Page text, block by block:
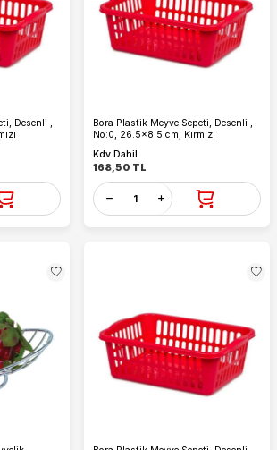
Desenli ,
Bora Plastik Meyve Sepeti, Desenli ,
No:0, 26.5x8.5 cm, Kırmızı
Kdv Dahil
168,50 TL